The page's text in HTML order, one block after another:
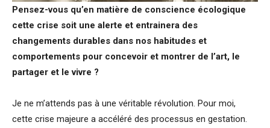
Pensez-vous qu’en matière de conscience écologique
cette crise soit une alerte et entrainera des
changements durables dans nos habitudes et
comportements pour concevoir et montrer de l’art, le
partager et le vivre ?
Je ne m’attends pas à une véritable révolution. Pour moi,
cette crise majeure a accéléré des processus en gestation.